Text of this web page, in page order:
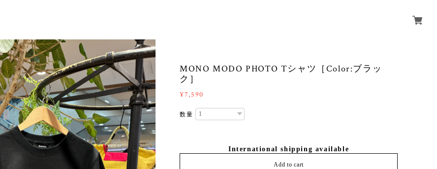
MONO MODO PHOTO Tシャツ［Color:ブラッ
ク］
¥7,590
数量
International shipping available
Add to cart